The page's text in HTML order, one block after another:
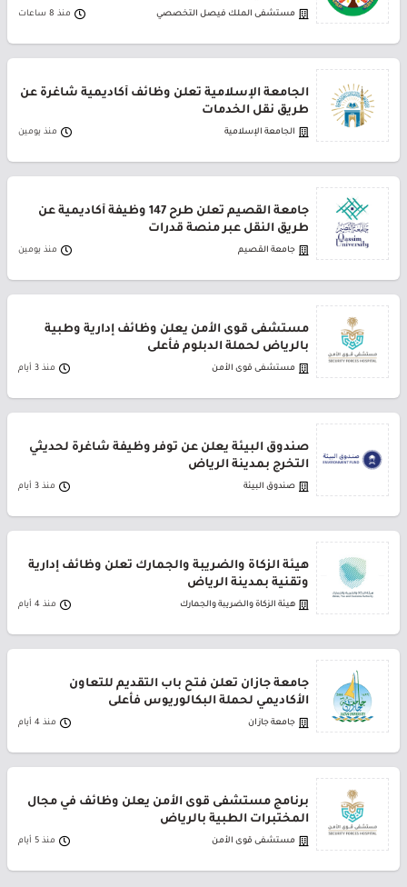
مستشفى الملك فيصل التخصصي منذ 8 ساعات
الجامعة الإسلامية تعلن وظائف أكاديمية شاغرة عن
طريق نقل الخدمات
الجامعة الإسلامية منذ يومين
جامعة القصيم تعلن طرح 147 وظيفة أكاديمية عن
طريق النقل عبر منصة قدرات
جامعة القصيم منذ يومين
مستشفى قوى الأمن يعلن وظائف إدارية وطبية
بالرياض لحملة الدبلوم فأعلى
مستشفى قوى الأمن منذ 3 أيام
صندوق البيئة يعلن عن توفر وظيفة شاغرة لحديثي
التخرج بمدينة الرياض
صندوق البيئة منذ 3 أيام
هيئة الزكاة والضريبة والجمارك تعلن وظائف إدارية
وتقنية بمدينة الرياض
هيئة الزكاة والضريبة والجمارك منذ 4 أيام
جامعة جازان تعلن فتح باب التقديم للتعاون
الأكاديمي لحملة البكالوريوس فأعلى
جامعة جازان منذ 4 أيام
برنامج مستشفى قوى الأمن يعلن وظائف في مجال
المختبرات الطبية بالرياض
مستشفى قوى الأمن منذ 5 أيام